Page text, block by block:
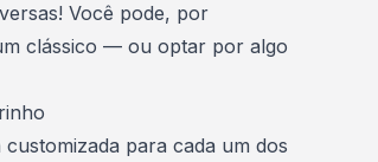
Você pode, por
clássico — ou optar por algo
para cada um dos